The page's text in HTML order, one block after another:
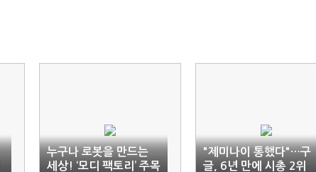
누구나 로봇을 만드는
세상! ‘모디 팩토리’ 주목
"제미나이 통했다"…구
글, 6년 만에 시총 2위